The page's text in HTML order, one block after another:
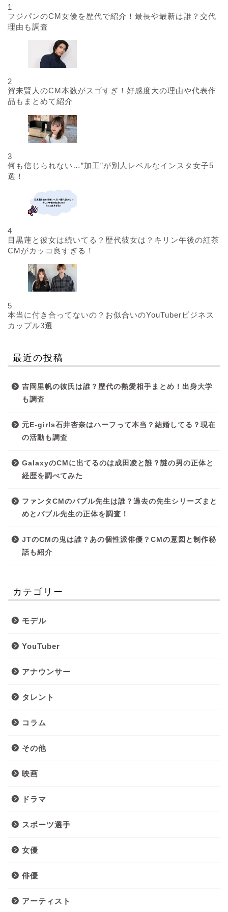
1
フジパンのCM女優を歴代で紹介！最長や最新は誰？交代
理由も調査
2
賀来賢人のCM本数がスゴすぎ！好感度大の理由や代表作
品もまとめて紹介
3
何も信じられない…”加工”が別人レベルなインスタ女子5
選！
4
目黒蓮と彼女は続いてる？歴代彼女は？キリン午後の紅茶
CMがカッコ良すぎる！
5
本当に付き合ってないの？お似合いのYouTuberビジネス
カップル3選
最近の投稿
吉岡里帆の彼氏は誰？歴代の熱愛相手まとめ！出身大学
も調査
元E-girls石井杏奈はハーフって本当？結婚してる？現在
の活動も調査
GalaxyのCMに出てるのは成田凌と誰？謎の男の正体と
経歴を調べてみた
ファンタCMのバブル先生は誰？過去の先生シリーズまと
めとバブル先生の正体を調査！
JTのCMの鬼は誰？あの個性派俳優？CMの意図と制作秘
話も紹介
カテゴリー
モデル
YouTuber
アナウンサー
タレント
コラム
その他
映画
ドラマ
スポーツ選手
女優
俳優
アーティスト